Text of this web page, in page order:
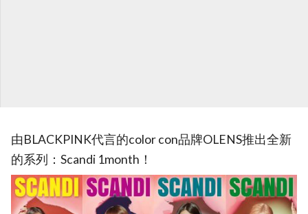
由BLACKPINK代言的color con品牌OLENS推出全新
的系列：Scandi 1month！